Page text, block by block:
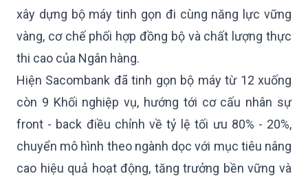
xây dựng bộ máy tinh gọn đi cùng năng lực vững
vàng, cơ chế phối hợp đồng bộ và chất lượng thực
thi cao của Ngân hàng.
Hiện Sacombank đã tinh gọn bộ máy từ 12 xuống
còn 9 Khối nghiệp vụ, hướng tới cơ cấu nhân sự
front - back điều chỉnh về tỷ lệ tối ưu 80% - 20%,
chuyển mô hình theo ngành dọc với mục tiêu nâng
cao hiệu quả hoạt động, tăng trưởng bền vững và